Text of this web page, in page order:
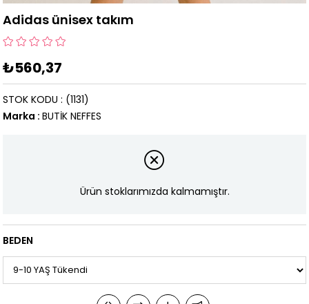
Adidas ünisex takım
₺560,37
(1131)
STOK KODU
Marka : BUTİK NEFFES
Ürün stoklarımızda kalmamıştır.
BEDEN